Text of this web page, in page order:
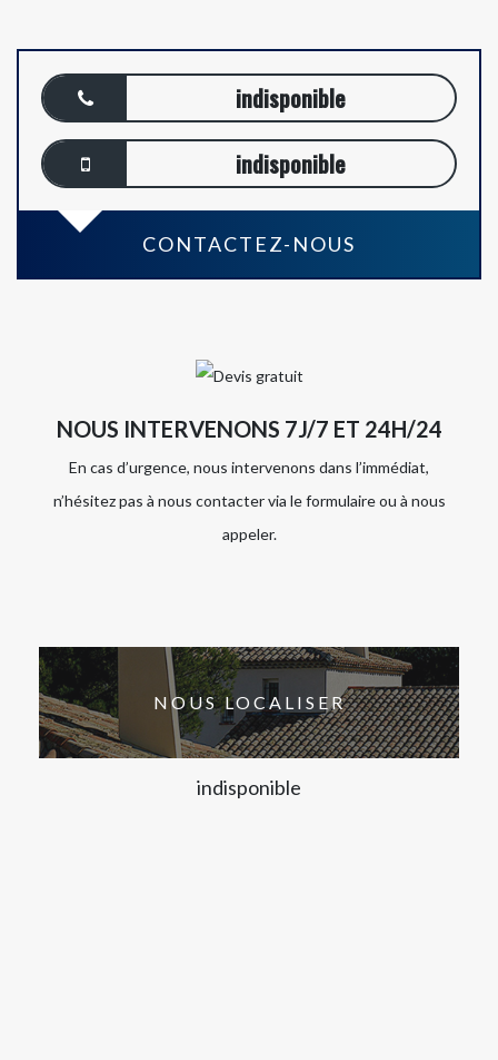
indisponible
indisponible
CONTACTEZ-NOUS
NOUS INTERVENONS 7J/7 ET 24H/24
En cas d’urgence, nous intervenons dans l’immédiat,
n’hésitez pas à nous contacter via le formulaire ou à nous
appeler.
NOUS LOCALISER
indisponible